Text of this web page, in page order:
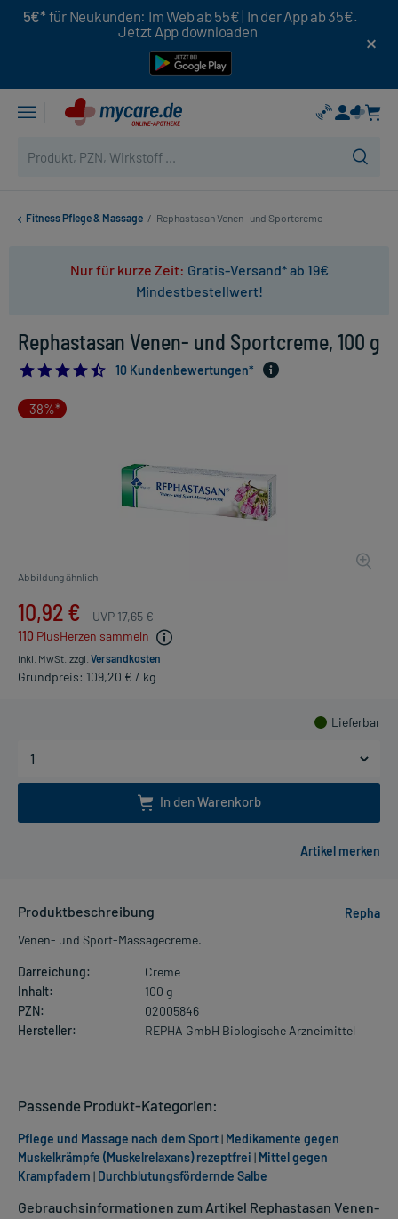
5€* für Neukunden: Im Web ab 55€ | In der App ab 35€.
Jetzt App downloaden
Fitness Pflege & Massage / Rephastasan Venen- und Sportcreme
Nur für kurze Zeit: Gratis-Versand* ab 19€
Mindestbestellwert!
Rephastasan Venen- und Sportcreme, 100 g
4.5
10 Kundenbewertungen*
-38%*
Abbildung ähnlich
10,92 € UVP17,65 €
110 PlusHerzen sammeln
inkl. MwSt. zzgl. Versandkosten
Grundpreis: 109,20 € / kg
Lieferbar
In den Warenkorb
Produktbeschreibung
Repha
Venen- und Sport-Massagecreme.
Darreichung:
Creme
Inhalt:
100 g
PZN:
02005846
Hersteller:
REPHA GmbH Biologische Arzneimittel
Gebrauchsinformationen zum Artikel Rephastasan Venen-
Passende Produkt-Kategorien:
Pflege und Massage nach dem Sport| Medikamente gegen
Muskelkrämpfe (Muskelrelaxans) rezeptfrei | Mittel gegen
Krampfadern | Durchblutungsfördernde Salbe